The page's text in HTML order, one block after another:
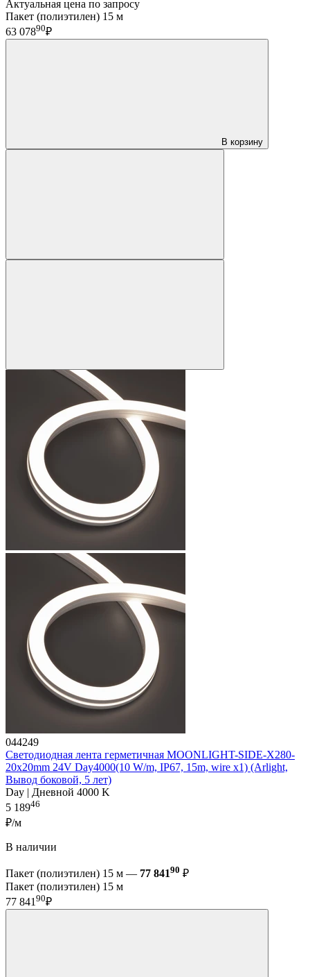
Актуальная цена по запросу
Пакет (полиэтилен) 15 м
63 07890₽
В корзину
044249
Светодиодная лента герметичная MOONLIGHT-SIDE-X280-
20x20mm 24V Day4000(10 W/m, IP67, 15m, wire x1) (Arlight,
Вывод боковой, 5 лет)
Day | Дневной 4000 K
5 18946
₽/м
В наличии
Пакет (полиэтилен) 15 м — 77 84190 ₽
Пакет (полиэтилен) 15 м
77 841 90₽